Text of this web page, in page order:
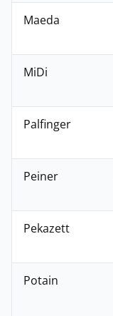
Maeda
MiDi
Palfinger
Peiner
Pekazett
Potain